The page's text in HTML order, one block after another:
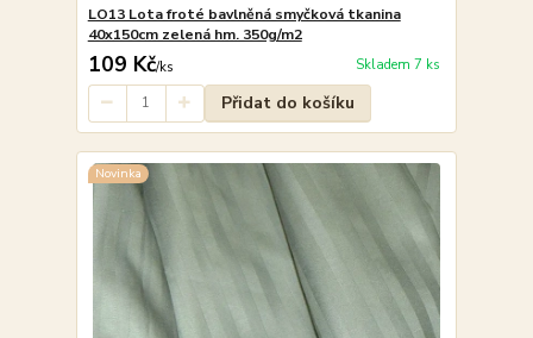
LO13 Lota froté bavlněná smyčková tkanina
40x150cm zelená hm. 350g/m2
109 Kč/ks Skladem 7 ks
Přidat do košíku
Novinka